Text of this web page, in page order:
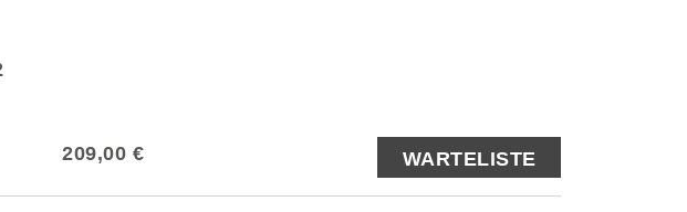
209,00 € WARTELISTE